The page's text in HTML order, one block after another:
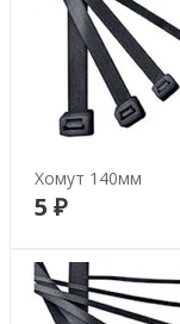
Хомут 140мм
5 ₽